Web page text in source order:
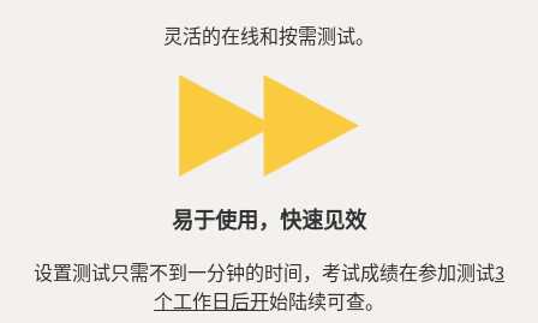
灵活的在线和按需测试。
易于使用，快速见效
设置测试只需不到一分钟的时间，考试成绩在参加测试3
个工作日后开始陆续可查。